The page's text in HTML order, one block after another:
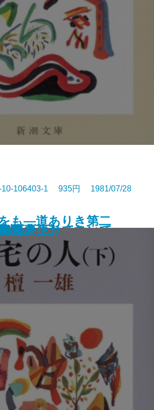
か食べたくなって
恋人
からおりてこい
も―道ありき第二
ま
〕
106403-1 935円 1981/07/28
〕
悪夢
て
アメリカ
ル〔上〕
ル〔下〕
五